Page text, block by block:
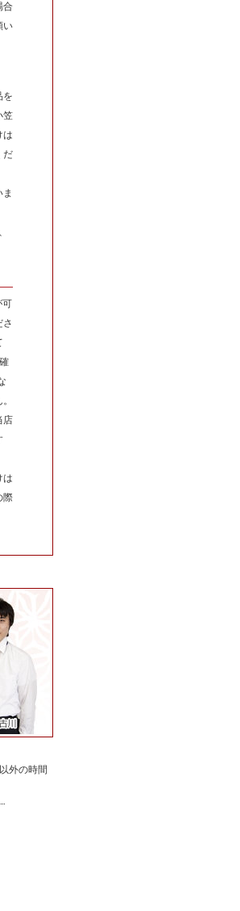
合
い
を
笠
は
だ
可
店
は
際
外の時間